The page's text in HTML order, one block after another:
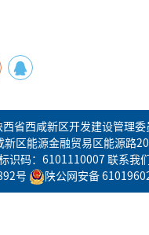
西省西咸新区开发建设管理委
新区能源金融贸易区能源路
识码：6101110007联系我
号
陕公网安备